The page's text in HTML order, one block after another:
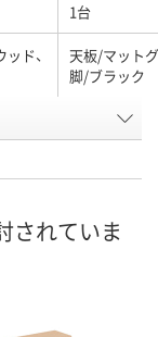
1台
ド、
天板/マット
脚/ブラック
AJE6786
されていま